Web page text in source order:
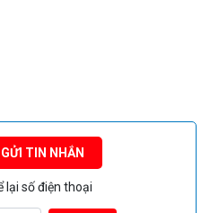
GỬI TIN NHẮN
lại số điện thoại